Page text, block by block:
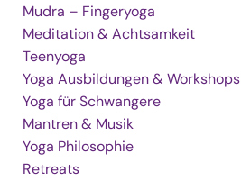
Mudra – Fingeryoga
Meditation & Achtsamkeit
Teenyoga
Yoga Ausbildungen & Workshops
Yoga für Schwangere
Mantren & Musik
Yoga Philosophie
Retreats